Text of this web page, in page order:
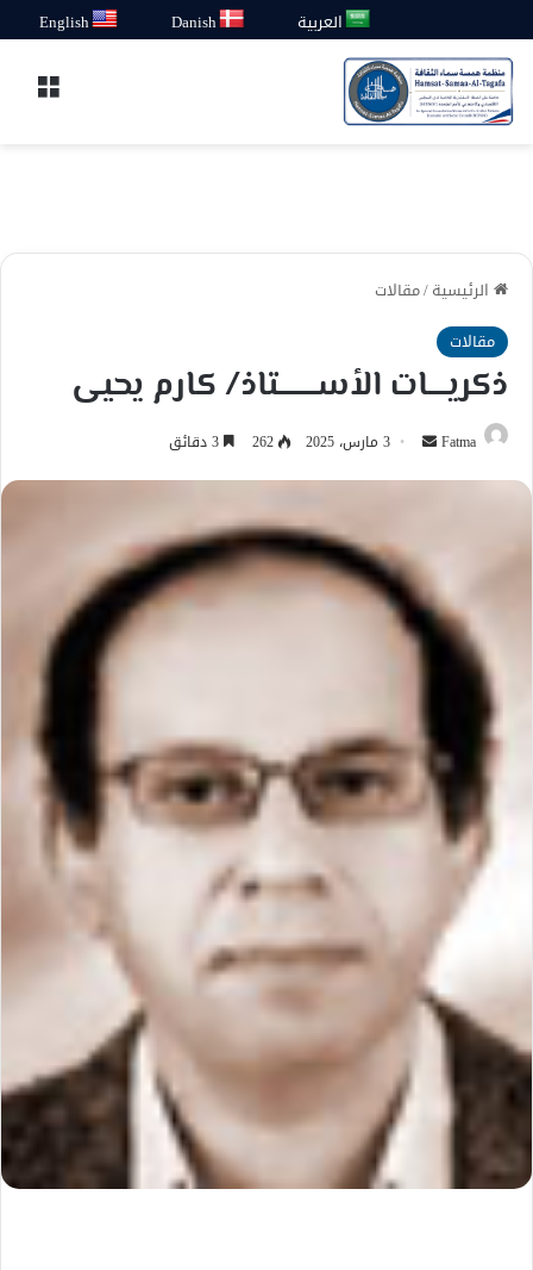
العربية Danish
English
الرئيسية/مقالات
مقالات
ذكريــــات الأســــــــتاذ/ كارم يحيى
Fatma
أرسل 3 مارس، 2025 262